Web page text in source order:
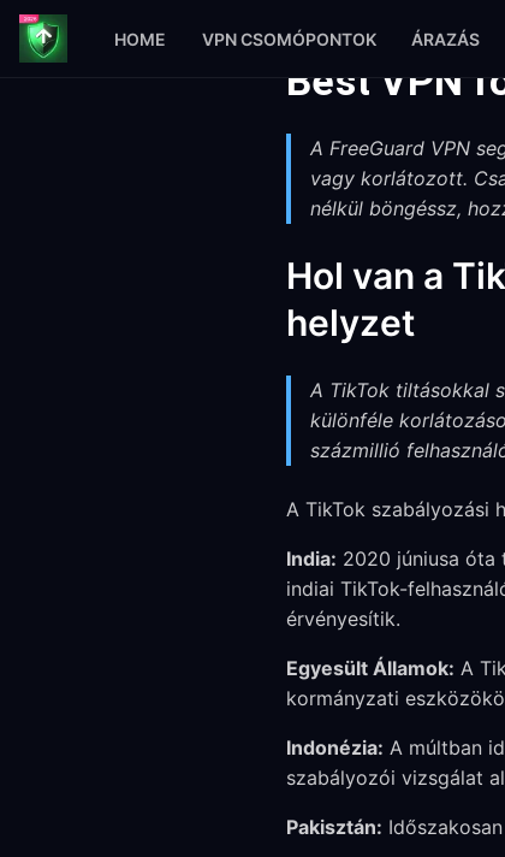
HOME VPN CSOMÓPONTOK ÁRAZÁS
Best VPN
A FreeGuard VPN
vagy korlátozott.
nélkül böngéssz,
Hol van a
helyzet
A TikTok tiltásokkal
különféle
százmillió
A TikTok szabályozási
India: 2020 júniusa óta
indiai TikTok-
érvényesítik.
Egyesült Államok: A
kormányzati
Indonézia: A múltban
szabályozói vizsgálat
Pakisztán: